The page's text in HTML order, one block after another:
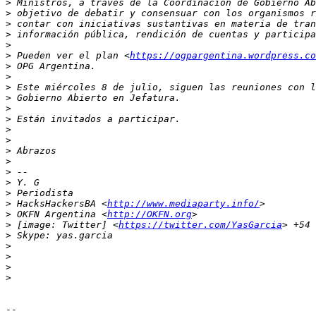
>
>
>
>
>
> Pueden ver el plan <https://
>
>
>
>
>
>
>
>
>
>
>
>
>
> HacksHackersBA <http://www.mediaparty.info/
> OKFN Argentina <http://OKFN.org
> [image: Twitter] <https://twitter.com/YasGarcia
>
>
>
>
>
--